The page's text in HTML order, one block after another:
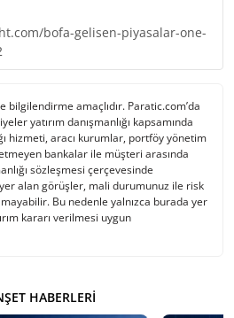
bofa-gelisen-piyasalar-one-
bilgilendirme amaçlıdır. Paratic.com’da
yatırım danışmanlığı kapsamında
hizmeti, aracı kurumlar, portföy yönetim
bankalar ile müşteri arasında
sözleşmesi çerçevesinde
alan görüşler, mali durumunuz ile risk
Bu nedenle yalnızca burada yer
kararı verilmesi uygun
HABERLERI